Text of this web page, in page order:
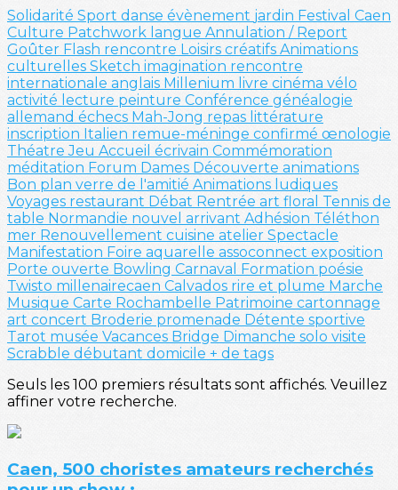
Solidarité Sport danse évènement jardin Festival Caen
Culture Patchwork langue Annulation / Report
Goûter Flash rencontre Loisirs créatifs Animations
culturelles Sketch imagination rencontre
internationale anglais Millenium livre cinéma vélo
activité lecture peinture Conférence généalogie
allemand échecs Mah-Jong repas littérature
inscription Italien remue-méninge confirmé œnologie
ThéatreJeu Accueil écrivain Commémoration
méditation Forum Dames Découverte animations
Bon plan verre de l'amitié Animations ludiques
Voyages restaurant Débat Rentrée art floral Tennis de
table Normandie nouvel arrivant Adhésion Téléthon
mer Renouvellement cuisine atelier Spectacle
Manifestation Foire aquarelle assoconnect exposition
Porte ouverte Bowling Carnaval Formation poésie
Twisto millenairecaen Calvados rire et plume Marche
Musique Carte Rochambelle Patrimoine cartonnage
art concert Broderie promenade Détente sportive
Tarot musée Vacances Bridge Dimanche solo visite
Scrabble débutant domicile + de tags
Seuls les 100 premiers résultats sont affichés. Veuillez
affiner votre recherche.
Caen, 500 choristes amateurs recherchés